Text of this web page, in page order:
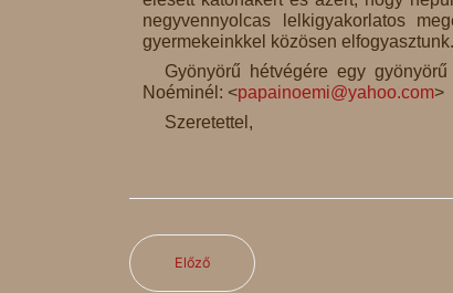
negyvennyolcas lelkigyakorlatos
gyermekeinkkel közösen elfogyasztunk.
Gyönyörű hétvégére egy
Noéminél: <papainoemi@yahoo.com>
Szeretettel,
Előző